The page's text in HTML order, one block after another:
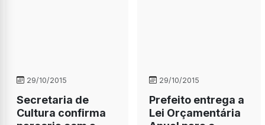
29/10/2015
Secretaria de
Cultura confirma
29/10/2015
Prefeito entrega a
Lei Orçamentária